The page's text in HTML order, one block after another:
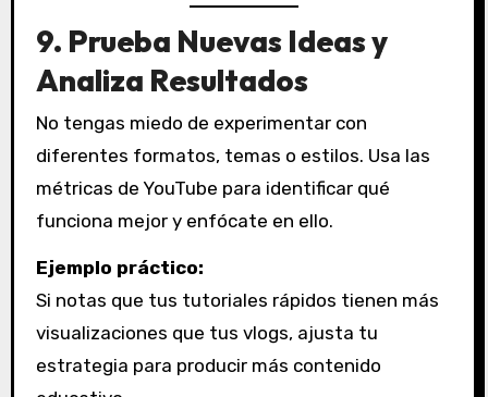
9. Prueba Nuevas Ideas y
Analiza Resultados
No tengas miedo de experimentar con
diferentes formatos, temas o estilos. Usa las
métricas de YouTube para identificar qué
funciona mejor y enfócate en ello.
Ejemplo práctico:
Si notas que tus tutoriales rápidos tienen más
visualizaciones que tus vlogs, ajusta tu
estrategia para producir más contenido